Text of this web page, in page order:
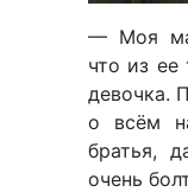
— Моя
что из ее
девочка.
о всём
братья,
очень